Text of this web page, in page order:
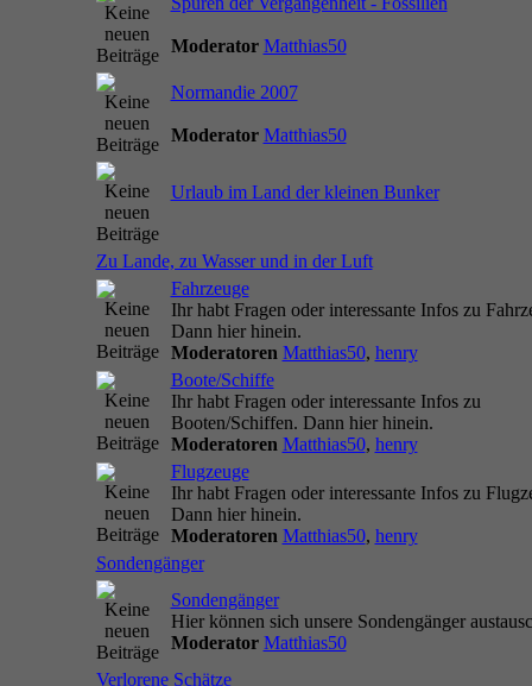
Moderator Matthias50
Normandie 2007
Moderator Matthias50
Urlaub im Land der kleinen Bunker
Zu Lande, zu Wasser und in der Luft
Fahrzeuge
Ihr habt Fragen oder interessante Infos zu
Dann hier hinein.
Moderatoren Matthias50, henry
Boote/Schiffe
Ihr habt Fragen oder interessante Infos zu
Booten/Schiffen. Dann hier hinein.
Moderatoren Matthias50, henry
Flugzeuge
Ihr habt Fragen oder interessante Infos zu
Dann hier hinein.
Moderatoren Matthias50, henry
Sondengänger
Sondengänger
Hier können sich unsere Sondengänger
Moderator Matthias50
Verlorene Schätze